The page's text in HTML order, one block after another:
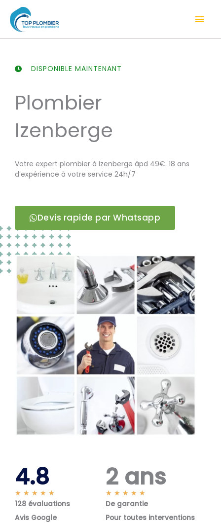
contenu
DISPONIBLE MAINTENANT
Plombier
Izenberge
Votre expert plombier à Izenberge àpd 49€. 18 ans
d’expérience à votre service 24h/7
Devis rapide par Whatsapp
4.8
★ ★ ★ ★ ★
o
128 évaluations
Avis Google
2 ans
★ ★ ★ ★ ★
o
De garantie
Pour toutes interventions